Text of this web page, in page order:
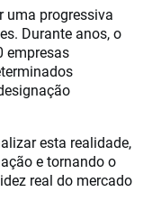
uma progressiva
Durante anos, o
empresas
esta realidade,
e tornando o
real do mercado